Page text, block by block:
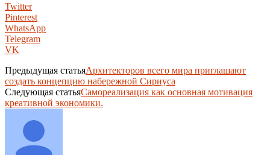
Twitter
Pinterest
WhatsApp
Telegram
VK
Предыдущая статьяАрхитекторов всего мира приглашают
создать концепцию набережной Сириуса
Следующая статьяСамореализация как основная мотивация
креативной экономики.